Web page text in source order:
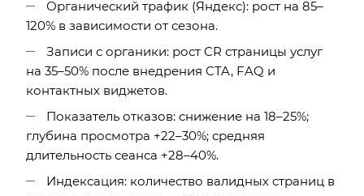
Органический трафик (Яндекс): рост на 85–
120% в зависимости от сезона.
Записи с органики: рост CR страницы услуг
на 35–50% после внедрения CTA, FAQ и
контактных виджетов.
Показатель отказов: снижение на 18–25%;
глубина просмотра +22–30%; средняя
длительность сеанса +28–40%.
Индексация: количество валидных страниц в